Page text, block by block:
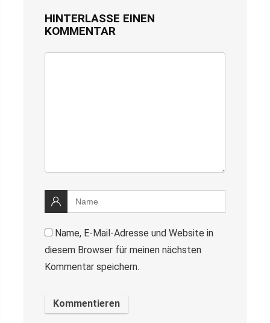
HINTERLASSE EINEN
KOMMENTAR
Name, E-Mail-Adresse und Website in
diesem Browser für meinen nächsten
Kommentar speichern.